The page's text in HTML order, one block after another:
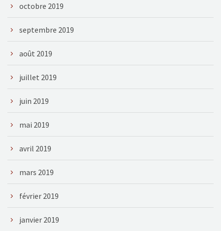
octobre 2019
septembre 2019
août 2019
juillet 2019
juin 2019
mai 2019
avril 2019
mars 2019
février 2019
janvier 2019